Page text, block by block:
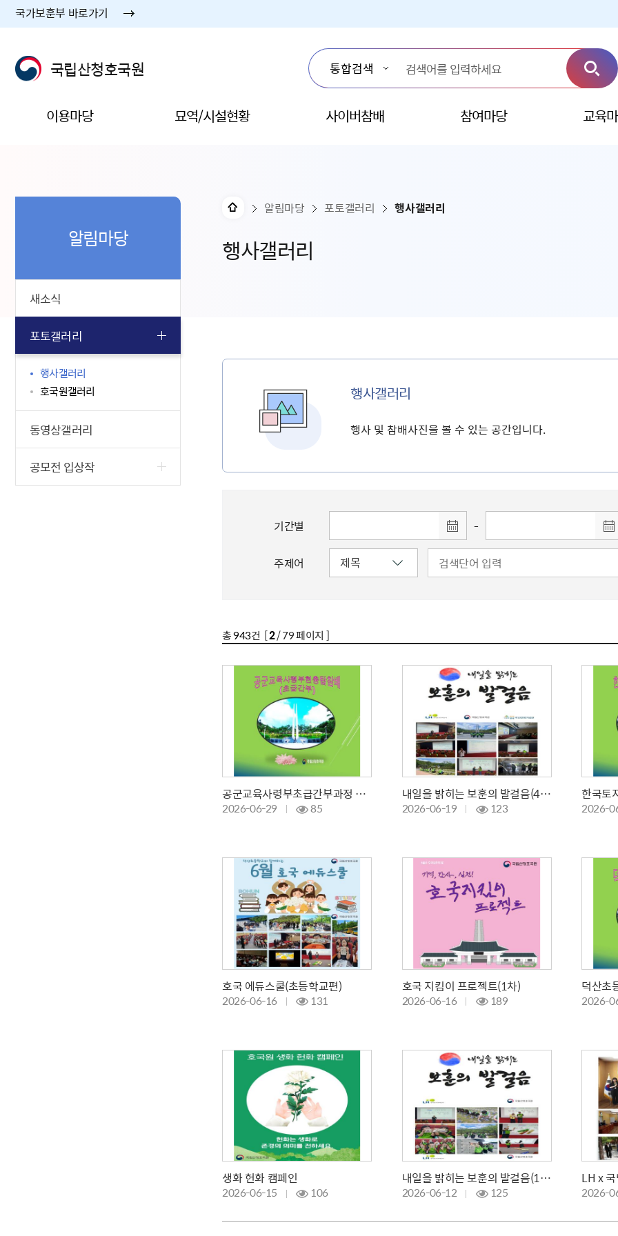
국가보훈부 바로가기
국립산청호국원
이용마당 묘역/시설현황 사이버참배 참여마당 교육
행사갤러리
알림마당 포토갤러리 행사갤러리
알림마당
새소식
포토갤러리
행사갤러리
호국원갤러리
동영상갤러리
공모전 입상작
행사갤러리
행사 및 참배사진을 볼 수 있는 공간입니다.
기간별 -
주제어
총943건 [2/ 79 페이지 ]
공군교육사령부초급간부과정 현충탑참배 /봉사활동
2026-06-29 85
내일을 밝히는 보훈의 발걸음(4차)
2026-06-19 123 2026-
호국 에듀스쿨(초등학교편)
2026-06-16 131
호국 지킴이 프로젝트(1차)
2026-06-16 189
덕산초
2026-
생화 헌화 캠페인
2026-06-15 106
내일을 밝히는 보훈의 발걸음(1,2차)
2026-06-12 125 2026-